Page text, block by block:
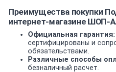
Преимущества покупки
интернет-магазине
Официальная гарантия:
сертифицированы и
обязательствами.
Различные способы
безналичный расчет.